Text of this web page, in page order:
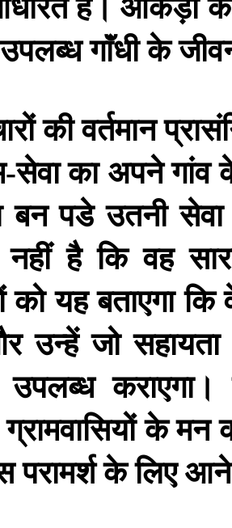
उपलब्धगाॅंधीके
कीवर्तमान
-सेवाका अपनेगांव
बन पडे उतनी सेवा
नहीं है कि वह
को यह बताएगा कि
उन्हें जो सहायता
उपलब्ध कराएगा।
ग्रामवासियों के मन
परामर्शकेलिएआने